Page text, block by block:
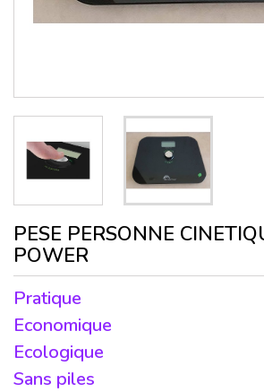
PESE PERSONNE
POWER
Pratique
Economique
Ecologique
Sans piles